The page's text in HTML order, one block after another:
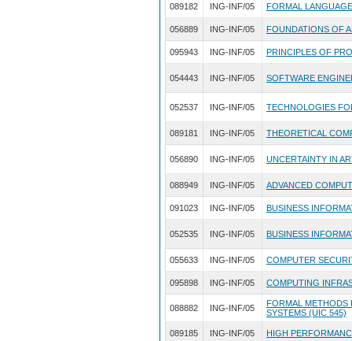
089182 ING-INF/05 FORMAL
056889 ING-INF/05 FOUNDATIONS OF
095943 ING-INF/05 PRINCIPLES OF
054443 ING-INF/05 SOFTWARE
052537 ING-INF/05 TECHNOLOGIES
089181 ING-INF/05 THEORETICAL
056890 ING-INF/05 UNCERTAINTY IN
088949 ING-INF/05 ADVANCED
091023 ING-INF/05 BUSINESS
052535 ING-INF/05 BUSINESS
055633 ING-INF/05 COMPUTER
095898 ING-INF/05 COMPUTING
088882 ING-INF/05
FORMAL METHODS
SYSTEMS (UIC 545)
089185 ING-INF/05 HIGH